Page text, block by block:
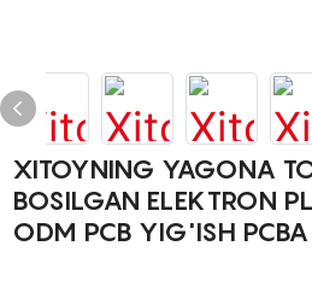
XITOYNING YAGONA
BOSILGAN ELEKTRON
ODM PCB YIG'ISH PCBA